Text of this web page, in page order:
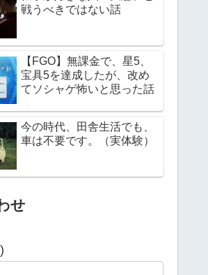
戦うべきではない話
【FGO】無課金で、星5、
宝具5を達成したが、改め
てソシャゲ怖いと思った話
今の時代、田舎生活でも、
車は不要です。（実体験）
せ